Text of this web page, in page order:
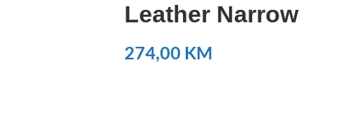
Leather Narrow
274,00 KM